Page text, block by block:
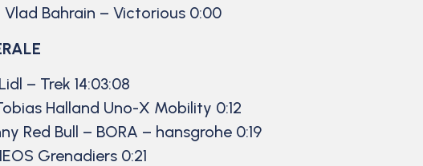
Vlad Bahrain – Victorious 0:00
– Trek 14:03:08
Halland Uno-X Mobility 0:12
Red Bull – BORA – hansgrohe 0:19
Grenadiers 0:21